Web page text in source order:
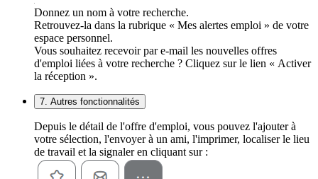
Donnez un nom à votre recherche.
Retrouvez-la dans la rubrique « Mes alertes emploi » de votre
espace personnel.
Vous souhaitez recevoir par e-mail les nouvelles offres
d'emploi liées à votre recherche ? Cliquez sur le lien « Activer
la réception ».
7. Autres fonctionnalités
Depuis le détail de l'offre d'emploi, vous pouvez l'ajouter à
votre sélection, l'envoyer à un ami, l'imprimer, localiser le lieu
de travail et la signaler en cliquant sur :